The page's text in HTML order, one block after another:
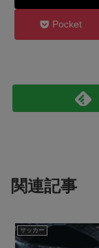
Pocket
関連記事
サッカー